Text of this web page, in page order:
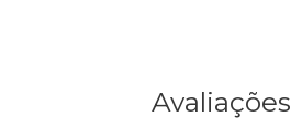
Avaliações